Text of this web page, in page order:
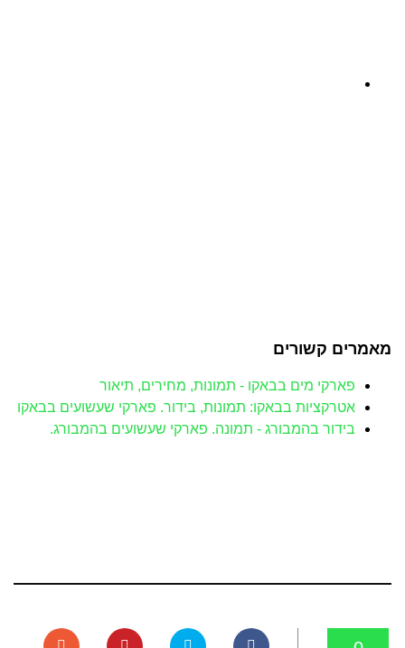
מאמרים קשורים
פארקי מים בבאקו - תמונות, מחירים, תיאור
אטרקציות בבאקו: תמונות, בידור. פארקי שעשועים בבאקו
בידור בהמבורג - תמונה. פארקי שעשועים בהמבורג.